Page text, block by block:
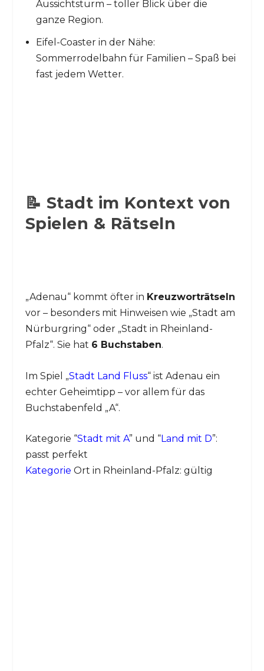
Aussichtsturm – toller Blick über die
ganze Region.
Eifel-Coaster in der Nähe:
Sommerrodelbahn für Familien – Spaß bei
fast jedem Wetter.
📝 Stadt im Kontext von
Spielen & Rätseln
„Adenau“ kommt öfter in Kreuzworträtseln
vor – besonders mit Hinweisen wie „Stadt am
Nürburgring“ oder „Stadt in Rheinland-
Pfalz“. Sie hat 6 Buchstaben.
Im Spiel „Stadt Land Fluss“ ist Adenau ein
echter Geheimtipp – vor allem für das
Buchstabenfeld „A“.
Kategorie “Stadt mit A” und “Land mit D”:
passt perfekt
Kategorie Ort in Rheinland-Pfalz: gültig